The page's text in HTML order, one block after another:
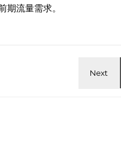
流量需求。